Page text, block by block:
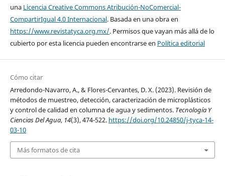
una Licencia Creative Commons Atribución-NoComercial-
CompartirIgual 4.0 Internacional. Basada en una obra en
https://www.revistatyca.org.mx/. Permisos que vayan más allá de lo
cubierto por esta licencia pueden encontrarse en Política editorial
Cómo citar
Arredondo-Navarro, A., & Flores-Cervantes, D. X. (2023). Revisión de
métodos de muestreo, detección, caracterización de microplásticos
y control de calidad en columna de agua y sedimentos. Tecnología Y
Ciencias Del Agua, 14(3), 474-522. https://doi.org/10.24850/j-tyca-14-
03-10
Más formatos de cita